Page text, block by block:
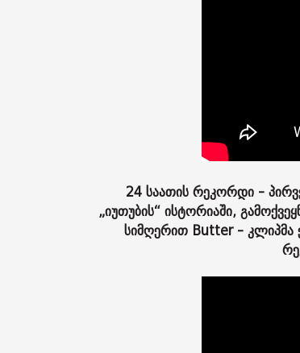
24 საათის რეკორდი -
„იუთუბის“ ისტორიაში,
სიმღერით Butter - კლიპმა